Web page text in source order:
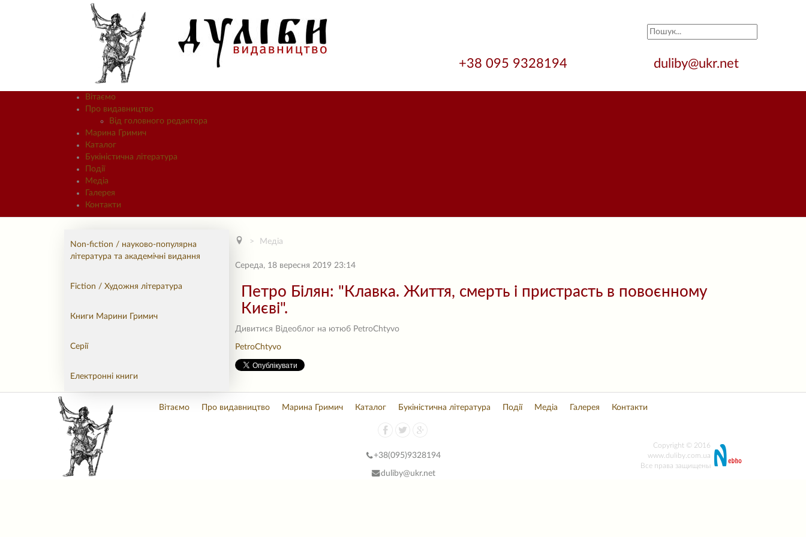
+38 095 9328194 duliby@ukr.net
Вітаємо
Про видавництво
Від головного редактора
Марина Гримич
Каталог
Букіністична література
Події
Медіа
Галерея
Контакти
Non-fiction / науково-популярна
література та академічні видання
Fiction / Художня література
Книги Марини Гримич
Серії
Електронні книги
Медіа
Середа, 18 вересня 2019 23:14
Петро Білян: "Клавка. Життя, смерть і пристрасть в повоєнному
Києві".
Дивитися Відеоблог на ютюб PetroChtyvo
PetroChtyvo
Вітаємо Про видавництво Марина Гримич Каталог Букіністична література Події Медіа Галерея Контакти
+38(095)9328194
duliby@ukr.net
Copyright © 2016
www.duliby.com.ua
Все права защищены